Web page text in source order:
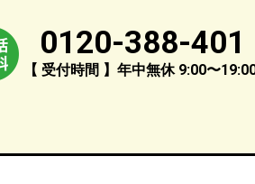
0120-388-401
【 受付時間 】年中無休 9:00〜